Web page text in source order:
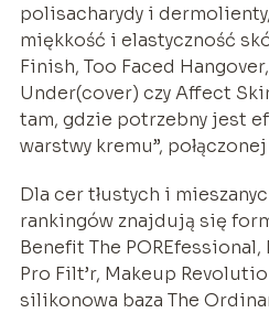
polisacharydy i
miękkość i elastyczność
Finish, Too Faced
Under(cover) czy Affect
tam, gdzie potrzebny jest
warstwy kremu”, połączonej
Dla cer tłustych i
rankingów znajdują się
Benefit The POREfessional,
Pro Filt’r, Makeup
silikonowa baza The